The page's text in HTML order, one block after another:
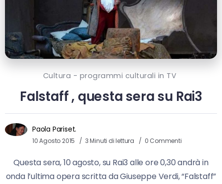
Cultura - programmi culturali in TV
Falstaff , questa sera su Rai3
Paola Pariset.
10 Agosto 2015 3 Minuti di lettura 0 Commenti
Questa sera, 10 agosto, su Rai3 alle ore 0,30 andrà in
onda l’ultima opera scritta da Giuseppe Verdi, “Falstaff”